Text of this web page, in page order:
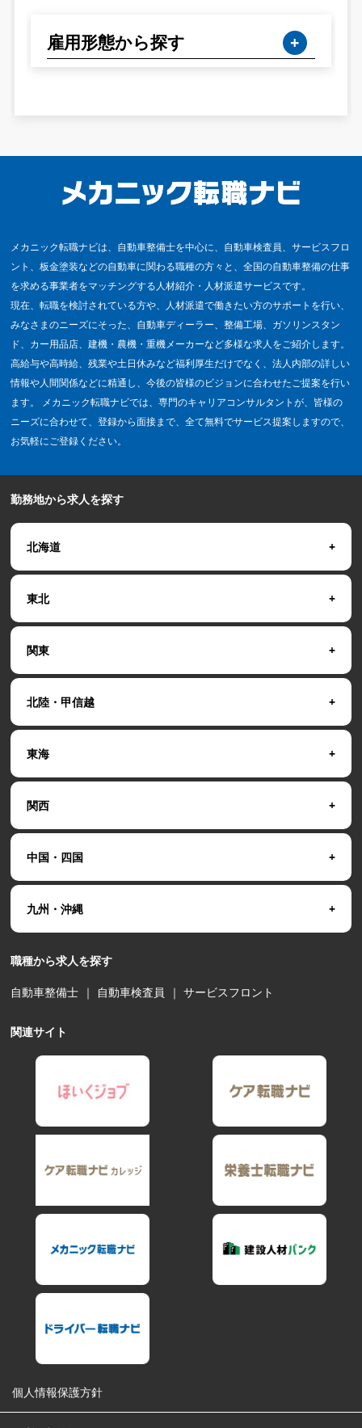
雇用形態から探す
メカニック転職ナビは、自動車整備士を中心に、自動車検査員、サービスフロ
ント、板金塗装などの自動車に関わる職種の方々と、全国の自動車整備の仕事
を求める事業者をマッチングする人材紹介・人材派遣サービスです。
現在、転職を検討されている方や、人材派遣で働きたい方のサポートを行い、
みなさまのニーズにそった、自動車ディーラー、整備工場、ガソリンスタン
ド、カー用品店、建機・農機・重機メーカーなど多様な求人をご紹介します。
高給与や高時給、残業や土日休みなど福利厚生だけでなく、法人内部の詳しい
情報や人間関係などに精通し、今後の皆様のビジョンに合わせたご提案を行い
ます。 メカニック転職ナビでは、専門のキャリアコンサルタントが、皆様の
ニーズに合わせて、登録から面接まで、全て無料でサービス提案しますので、
お気軽にご登録ください。
勤務地から求人を探す
北海道
東北
関東
北陸・甲信越
東海
関西
中国・四国
九州・沖縄
職種から求人を探す
自動車整備士 ｜ 自動車検査員 ｜サービスフロント
関連サイト
個人情報保護方針